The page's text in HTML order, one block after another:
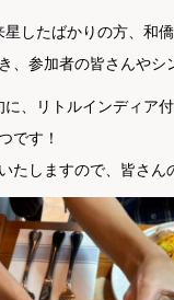
星したばかりの方、和
、参加者の皆さんやシ
に、リトルインディア
です！
たしますので、皆さん